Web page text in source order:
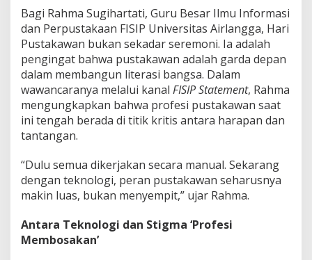
Bagi Rahma Sugihartati, Guru Besar Ilmu Informasi
dan Perpustakaan FISIP Universitas Airlangga, Hari
Pustakawan bukan sekadar seremoni. Ia adalah
pengingat bahwa pustakawan adalah garda depan
dalam membangun literasi bangsa. Dalam
wawancaranya melalui kanal FISIP Statement, Rahma
mengungkapkan bahwa profesi pustakawan saat
ini tengah berada di titik kritis antara harapan dan
tantangan.
“Dulu semua dikerjakan secara manual. Sekarang
dengan teknologi, peran pustakawan seharusnya
makin luas, bukan menyempit,” ujar Rahma.
Antara Teknologi dan Stigma ‘Profesi
Membosakan’